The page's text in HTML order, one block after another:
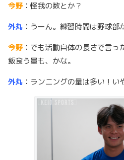
今野 ：怪我の数とか？
外丸 ：うーん。練習時間は野球部
今野 ：でも活動自体の長さで言っ
飯食う量も、かな。
外丸 ：ランニングの量は多い！い